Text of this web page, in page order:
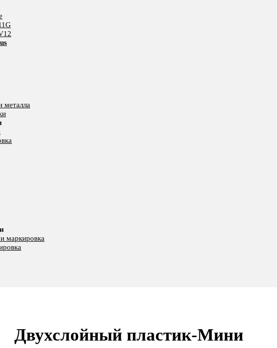
металла
маркировка
Двухслойный пластик-Мини